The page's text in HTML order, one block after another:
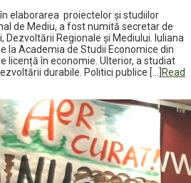
elaborarea proiectelor și studiilor
de Mediu, a fost numită secretar de
Regionale și Mediului. Iuliana
la Academia de Studii Economice din
licență în economie. Ulterior, a studiat
durabile. Politici publice […]
Read